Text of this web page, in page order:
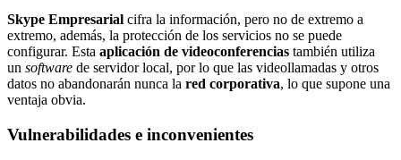
Skype Empresarial cifra la información, pero no de extremo a
extremo, además, la protección de los servicios no se puede
configurar. Esta aplicación de videoconferencias también utiliza
un software de servidor local, por lo que las videollamadas y otros
datos no abandonarán nunca la red corporativa, lo que supone una
ventaja obvia.
Vulnerabilidades e inconvenientes